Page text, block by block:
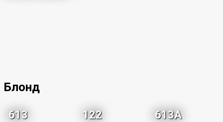
Блонд
613 122 613A